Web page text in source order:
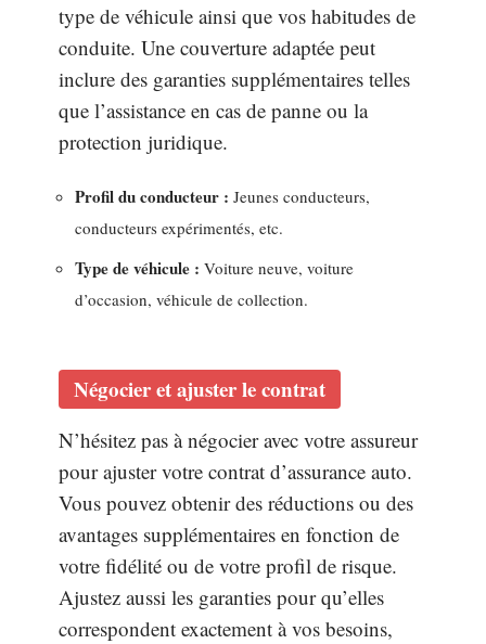
type de véhicule ainsi que vos habitudes de
conduite. Une couverture adaptée peut
inclure des garanties supplémentaires telles
que l’assistance en cas de panne ou la
protection juridique.
Profil du conducteur : Jeunes conducteurs,
conducteurs expérimentés, etc.
Type de véhicule : Voiture neuve, voiture
d’occasion, véhicule de collection.
Négocier et ajuster le contrat
N’hésitez pas à négocier avec votre assureur
pour ajuster votre contrat d’assurance auto.
Vous pouvez obtenir des réductions ou des
avantages supplémentaires en fonction de
votre fidélité ou de votre profil de risque.
Ajustez aussi les garanties pour qu’elles
correspondent exactement à vos besoins,